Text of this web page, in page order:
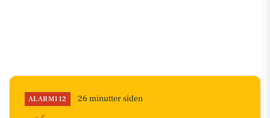
ALARM112 26 minutter siden